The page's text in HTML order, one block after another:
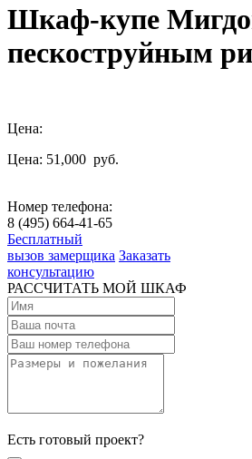
Шкаф-купе
пескоструйным
Цена:
Цена: 51,000 руб.
Номер телефона:
8 (495) 664-41-65
Бесплатный
вызов замерщика Заказать
консультацию
РАССЧИТАТЬ МОЙ ШКАФ
Есть готовый проект?